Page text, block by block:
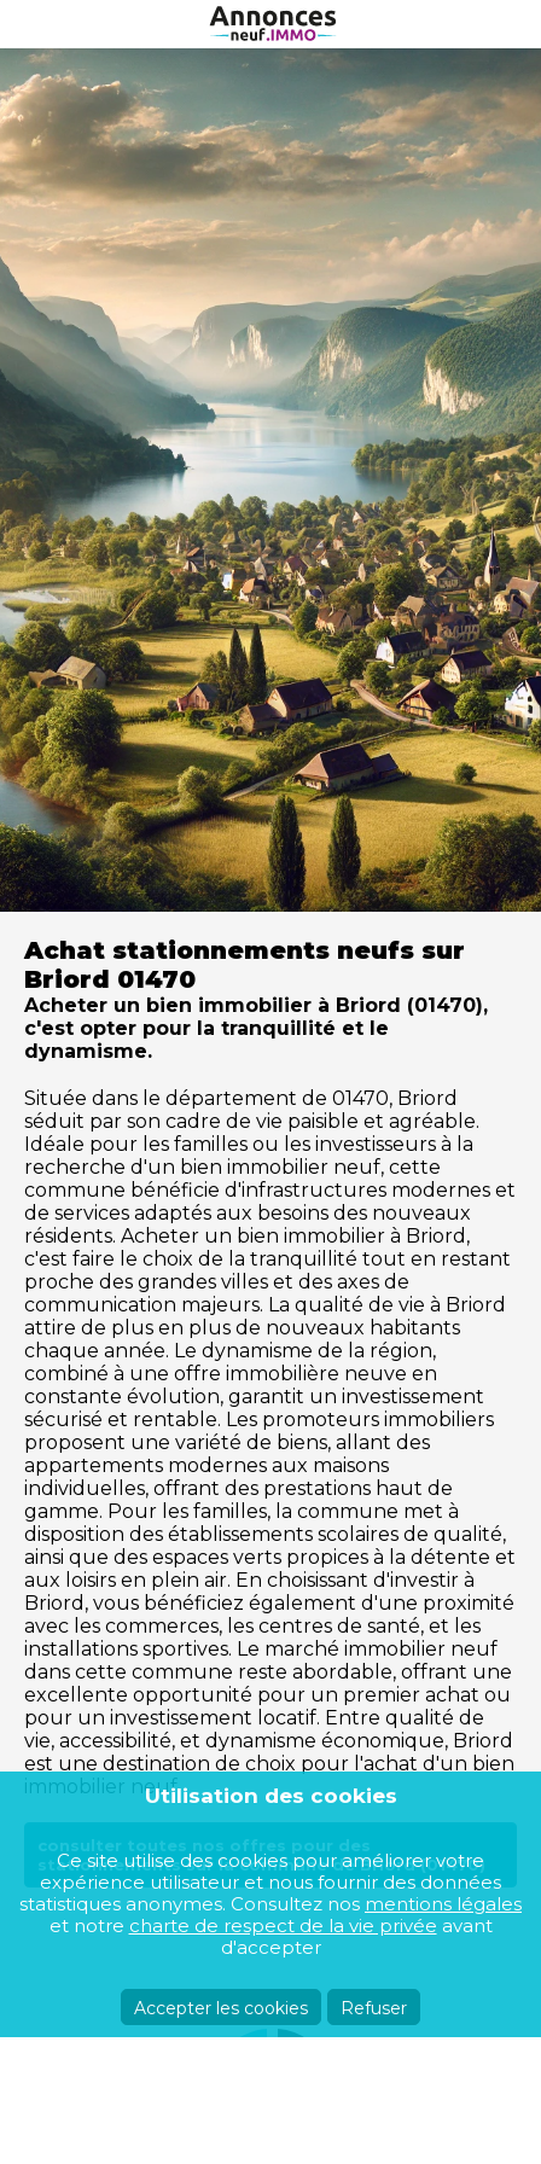
Achat stationnements neufs sur
Briord 01470
Acheter un bien immobilier à Briord (01470),
c'est opter pour la tranquillité et le
dynamisme.
Située dans le département de 01470, Briord
séduit par son cadre de vie paisible et agréable.
Idéale pour les familles ou les investisseurs à la
recherche d'un bien immobilier neuf, cette
commune bénéficie d'infrastructures modernes et
de services adaptés aux besoins des nouveaux
résidents. Acheter un bien immobilier à Briord,
c'est faire le choix de la tranquillité tout en restant
proche des grandes villes et des axes de
communication majeurs. La qualité de vie à Briord
attire de plus en plus de nouveaux habitants
chaque année. Le dynamisme de la région,
combiné à une offre immobilière neuve en
constante évolution, garantit un investissement
sécurisé et rentable. Les promoteurs immobiliers
proposent une variété de biens, allant des
appartements modernes aux maisons
individuelles, offrant des prestations haut de
gamme. Pour les familles, la commune met à
disposition des établissements scolaires de qualité,
ainsi que des espaces verts propices à la détente et
aux loisirs en plein air. En choisissant d'investir à
Briord, vous bénéficiez également d'une proximité
avec les commerces, les centres de santé, et les
installations sportives. Le marché immobilier neuf
dans cette commune reste abordable, offrant une
excellente opportunité pour un premier achat ou
pour un investissement locatif. Entre qualité de
vie, accessibilité, et dynamisme économique, Briord
est une destination de choix pour l'achat d'un bien
immobilier neuf.
consulter toutes nos offres pour des
stationnements sur la commune de Briord (01470)
Utilisation des cookies
Ce site utilise des cookies pour améliorer votre
expérience utilisateur et nous fournir des données
statistiques anonymes. Consultez nos mentions légales
et notre charte de respect de la vie privée avant
d'accepter
Accepter les cookies Refuser